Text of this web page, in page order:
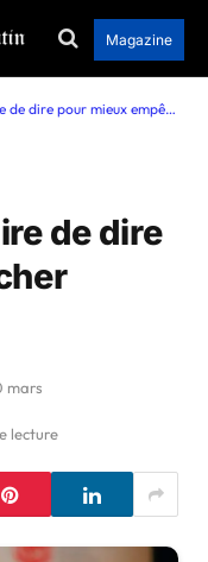
Magazine
pour mieux empêcher de penser
de dire
mars
lecture